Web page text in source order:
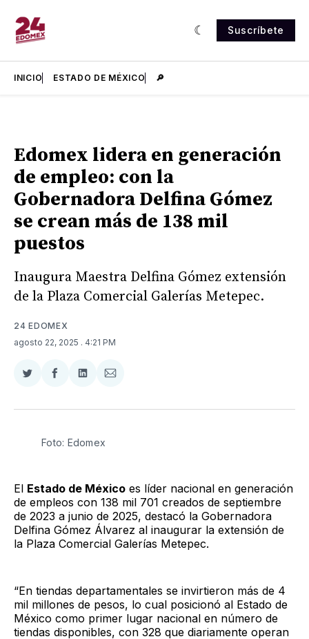
Suscríbete
INICIO ESTADO DE MÉXICO 🔎
Edomex lidera en generación
de empleo: con la
Gobernadora Delfina Gómez
se crean más de 138 mil
puestos
Inaugura Maestra Delfina Gómez extensión
de la Plaza Comercial Galerías Metepec.
24 EDOMEX
agosto 22, 2025 . 4:21 PM
Compartir
Twitter
Compartir
Facebook
Compartir
LinkedIn
Compartir
Email
Foto: Edomex
El Estado de México es líder nacional en generación
de empleos con 138 mil 701 creados de septiembre
de 2023 a junio de 2025, destacó la Gobernadora
Delfina Gómez Álvarez al inaugurar la extensión de
la Plaza Comercial Galerías Metepec.
“En tiendas departamentales se invirtieron más de 4
mil millones de pesos, lo cual posicionó al Estado de
México como primer lugar nacional en número de
tiendas disponibles, con 328 que diariamente operan